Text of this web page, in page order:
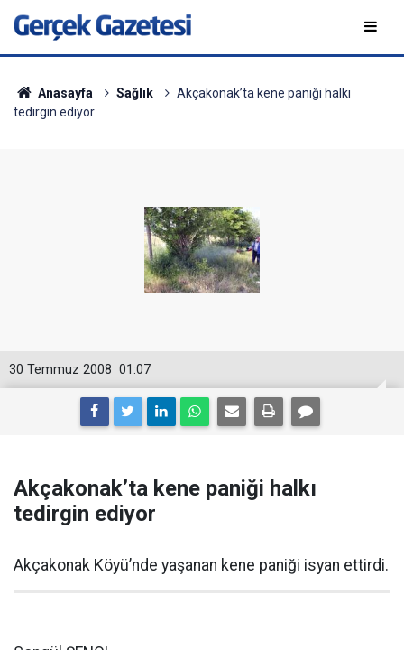
Anasayfa Sağlık
Akçakonak’ta kene paniği halkı
tedirgin ediyor
01:07
30 Temmuz 2008
Akçakonak’ta kene paniği halkı
tedirgin ediyor
Akçakonak Köyü’nde yaşanan kene paniği isyan ettirdi.